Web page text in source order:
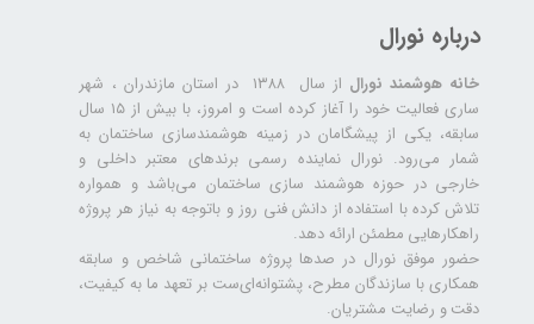
درباره نورال
خانه هوشمند نورال
از سال ۱۳۸۸ در استان مازندران ، شهر
ساری فعالیت خود را آغاز کرده است و امروز، با بیش از ۱۵ سال
سابقه، یکی از پیشگامان در زمینه هوشمندسازی ساختمان به
شمار می‌رود. نورال نماینده رسمی برندهای معتبر داخلی و
خارجی در حوزه هوشمند سازی ساختمان می‌باشد و همواره
تلاش کرده با استفاده از دانش فنی روز و باتوجه به نیاز هر پروژه
راهکارهایی مطمئن ارائه دهد.
حضور موفق نورال در صدها پروژه‌ ساختمانی شاخص و سابقه
همکاری با سازندگان مطرح، پشتوانه‌ای‌ست بر تعهد ما به کیفیت،
دقت و رضایت مشتریان.